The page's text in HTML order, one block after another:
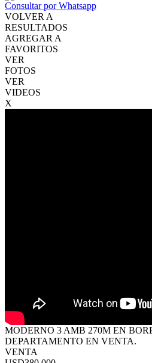
Consultar por Whatsapp
VOLVER A
RESULTADOS
AGREGAR A
FAVORITOS
VER
FOTOS
VER
VIDEOS
X
MODERNO 3 AMB 270M EN
DEPARTAMENTO EN VENTA.
VENTA